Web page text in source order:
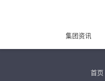
集团资讯
首页